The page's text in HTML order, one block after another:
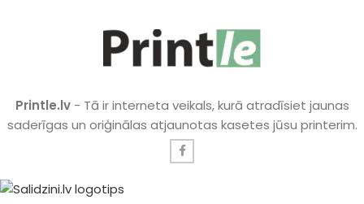
Printle.lv - Tā ir interneta veikals, kurā atradīsiet jaunas
saderīgas un oriģinālas atjaunotas kasetes jūsu printerim.